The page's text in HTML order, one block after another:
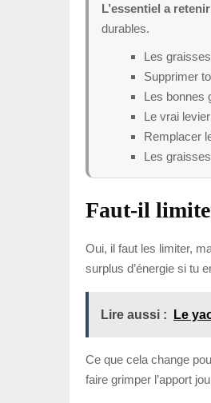
L’essentiel a
durables.
Les
Supprimer
Les bonnes
Le vrai
Remplacer
Les
Faut-il
Oui, il faut les limiter,
surplus d’énergie si tu
Lire aussi : Le
Ce que cela change
faire grimper l’apport